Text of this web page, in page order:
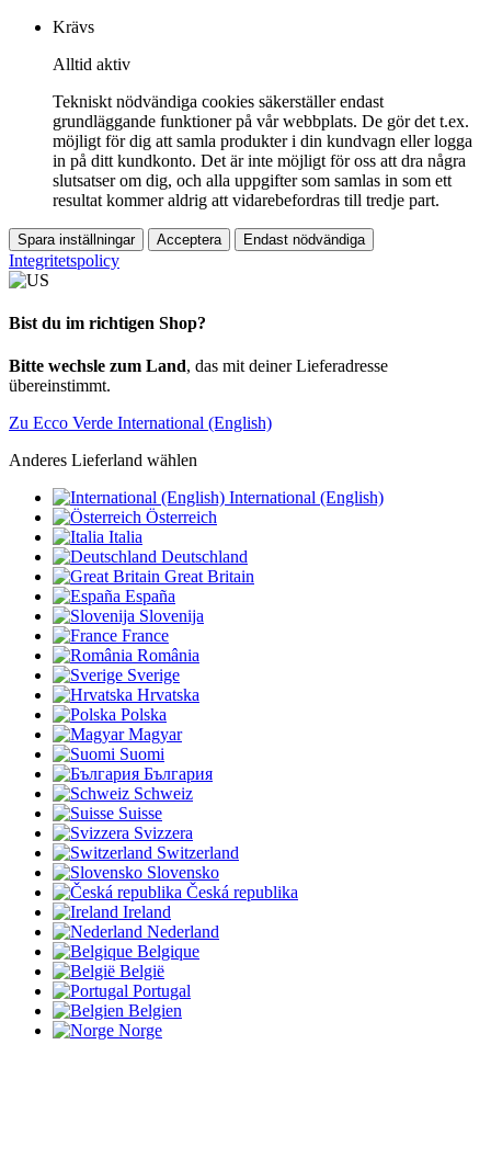
Krävs
Alltid aktiv
Tekniskt nödvändiga cookies säkerställer endast
grundläggande funktioner på vår webbplats. De gör det t.ex.
möjligt för dig att samla produkter i din kundvagn eller logga
in på ditt kundkonto. Det är inte möjligt för oss att dra några
slutsatser om dig, och alla uppgifter som samlas in som ett
resultat kommer aldrig att vidarebefordras till tredje part.
Spara inställningar Acceptera Endast nödvändiga
Integritetspolicy
Bist du im richtigen Shop?
Bitte wechsle zum Land, das mit deiner Lieferadresse
übereinstimmt.
Zu Ecco Verde International (English)
Anderes Lieferland wählen
International (English)
Österreich
Italia
Deutschland
Great Britain
España
Slovenija
France
România
Sverige
Hrvatska
Polska
Magyar
Suomi
България
Schweiz
Suisse
Svizzera
Switzerland
Slovensko
Česká republika
Ireland
Nederland
Belgique
België
Portugal
Belgien
Norge